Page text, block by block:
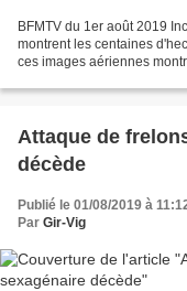
BFMTV du 1er août 2019
montrent les centaines
ces images aériennes
Attaque de
décède
Publié le 01/08/2019 à
Par Gir-Vig